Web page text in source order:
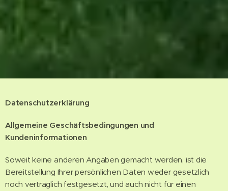
Datenschutzerklärung
Allgemeine Geschäftsbedingungen und
Kundeninformationen
Soweit keine anderen Angaben gemacht werden, ist die
Bereitstellung Ihrer persönlichen Daten weder gesetzlich
noch vertraglich festgesetzt, und auch nicht für einen